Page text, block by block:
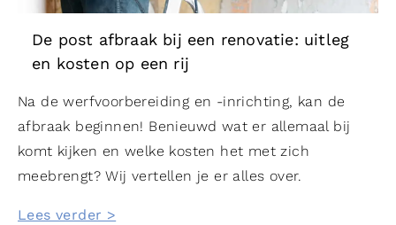
De post afbraak bij een renovatie: uitleg
en kosten op een rij
Na de werfvoorbereiding en -inrichting, kan de
afbraak beginnen! Benieuwd wat er allemaal bij
komt kijken en welke kosten het met zich
meebrengt? Wij vertellen je er alles over.
Lees verder >